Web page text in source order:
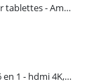
Support multi-angle portable pour tablettes - Amazon Basics
Adaptateur multiple (Hub) usb-c 6 en 1 - hdmi 4K, 3 ports USB 3.0 et lecteur de carte sd tf - UGREEN